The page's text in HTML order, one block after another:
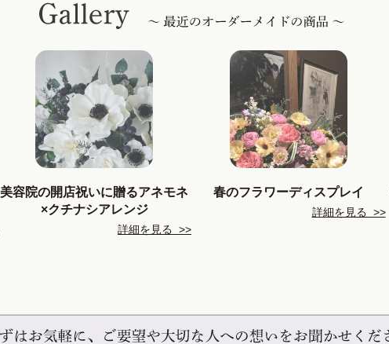
美容院の開店祝いに贈るアネモネ
×クチナシアレンジ
詳細を見る >>
春のフラワーディスプレイ
詳細を見る >>